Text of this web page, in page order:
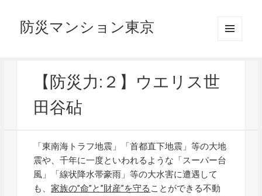
防災マンション東京
【防災力:２】ウエリス世
田谷砧
「東南海トラフ地震」「首都直下地震」等の大地
震や、千年に一度といわれるような「スーパー台
風」「線状降水帯豪雨」等の大水害に遭遇して
も、家族の”命”と”財産”を守る ことができる不動